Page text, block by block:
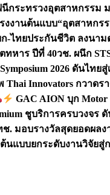
นีกระทรวงอุตสาหกรรม
งงานต้นแบบ“อุตสาหก
-ไทยประกันชีวิต ลงนา
ทหาร ปีที่ 40วช. ผนึก
2026 ดันไทย
Innovators กวาดรา
GAC AION บุก Motor
ชูบริการครบวงจร
ช. มอบรางวัลสุดยอดผล
นแบบยกระดับงานวิจัยสู่